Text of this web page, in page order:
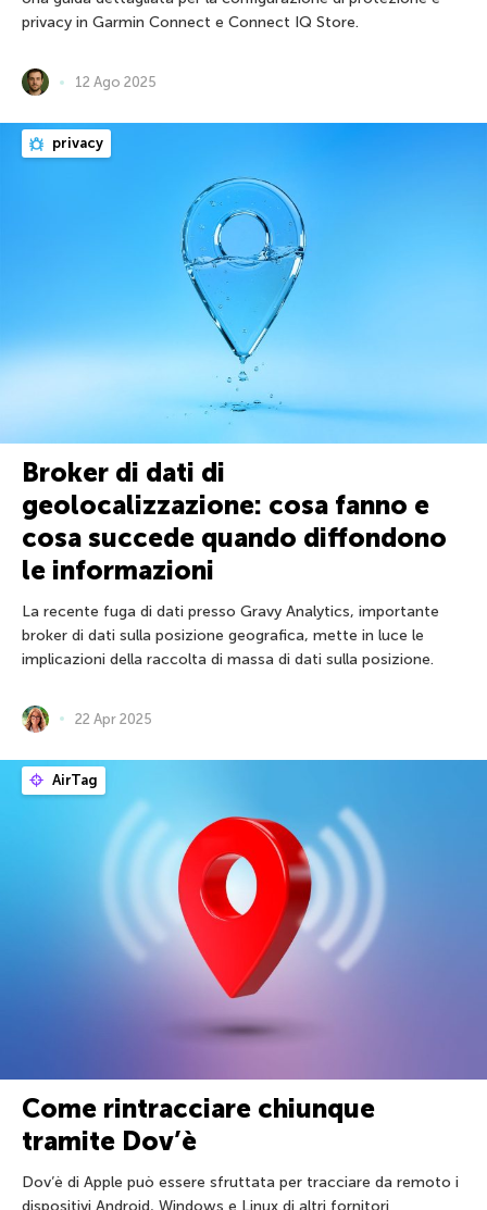
privacy in Garmin Connect e Connect IQ Store.
12 Ago 2025
privacy
Broker di dati di
geolocalizzazione: cosa fanno e
cosa succede quando diffondono
le informazioni
La recente fuga di dati presso Gravy Analytics, importante
broker di dati sulla posizione geografica, mette in luce le
implicazioni della raccolta di massa di dati sulla posizione.
22 Apr 2025
AirTag
Come rintracciare chiunque
tramite Dov’è
Dov’è di Apple può essere sfruttata per tracciare da remoto i
dispositivi Android, Windows e Linux di altri fornitori